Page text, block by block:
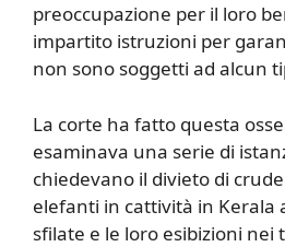
preoccupazione per il loro
impartito istruzioni per
non sono soggetti ad alcun
La corte ha fatto questa
esaminava una serie di
chiedevano il divieto di
elefanti in cattività in Kerala
sfilate e le loro esibizioni nei